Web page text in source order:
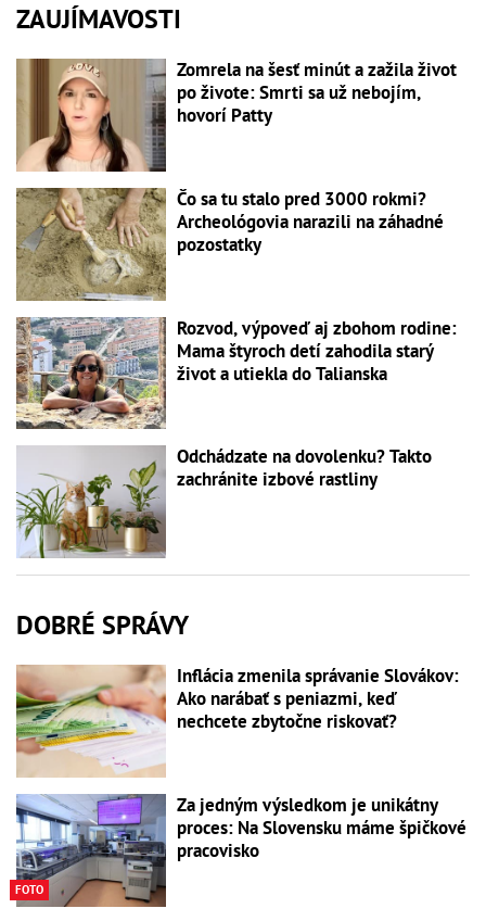
ZAUJÍMAVOSTI
Zomrela na šesť minút a zažila život
po živote: Smrti sa už nebojím,
hovorí Patty
Čo sa tu stalo pred 3000 rokmi?
Archeológovia narazili na záhadné
pozostatky
Rozvod, výpoveď aj zbohom rodine:
Mama štyroch detí zahodila starý
život a utiekla do Talianska
Odchádzate na dovolenku? Takto
zachránite izbové rastliny
DOBRÉ SPRÁVY
Inflácia zmenila správanie Slovákov:
Ako narábať s peniazmi, keď
nechcete zbytočne riskovať?
FOTO
Za jedným výsledkom je unikátny
proces: Na Slovensku máme špičkové
pracovisko